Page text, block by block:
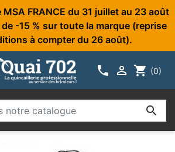
FRANCE du 31 juillet au 23 août
-15 % sur toute la marque (reprise
à compter du 26 août).
  shopping_cart (0)
